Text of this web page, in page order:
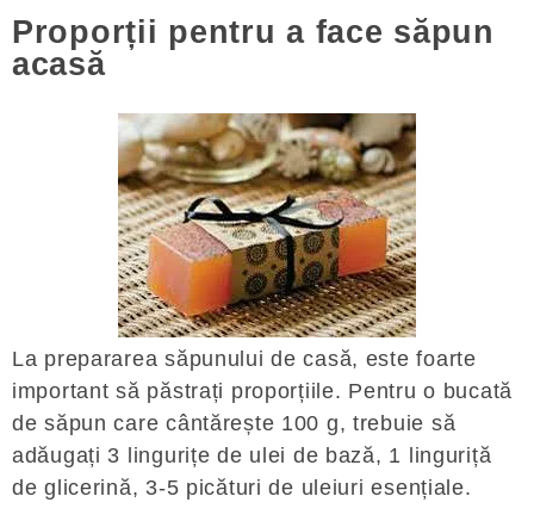
Proporții pentru a face săpun
acasă
La prepararea săpunului de casă, este foarte
important să păstrați proporțiile. Pentru o bucată
de săpun care cântărește 100 g, trebuie să
adăugați 3 lingurițe de ulei de bază, 1 linguriță
de glicerină, 3-5 picături de uleiuri esențiale.